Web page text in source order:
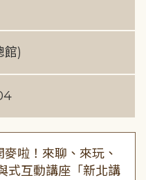
館)
麥啦！來聊、來玩、
式互動講座「新北講